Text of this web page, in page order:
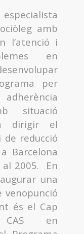
especialista
amb
l’atenció i
en
per
situació
dirigir el
de reducció
Barcelona
al 2005. En
una
venopunció
és el Cap
en